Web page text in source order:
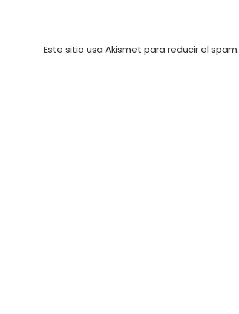
Este sitio usa Akismet para reducir el spam.